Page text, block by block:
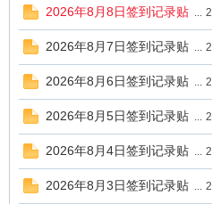
2026年8月8日签到记录贴 ... 2
2026年8月7日签到记录贴 ... 2
2026年8月6日签到记录贴 ... 2
2026年8月5日签到记录贴 ... 2
2026年8月4日签到记录贴 ... 2
2026年8月3日签到记录贴 ... 2